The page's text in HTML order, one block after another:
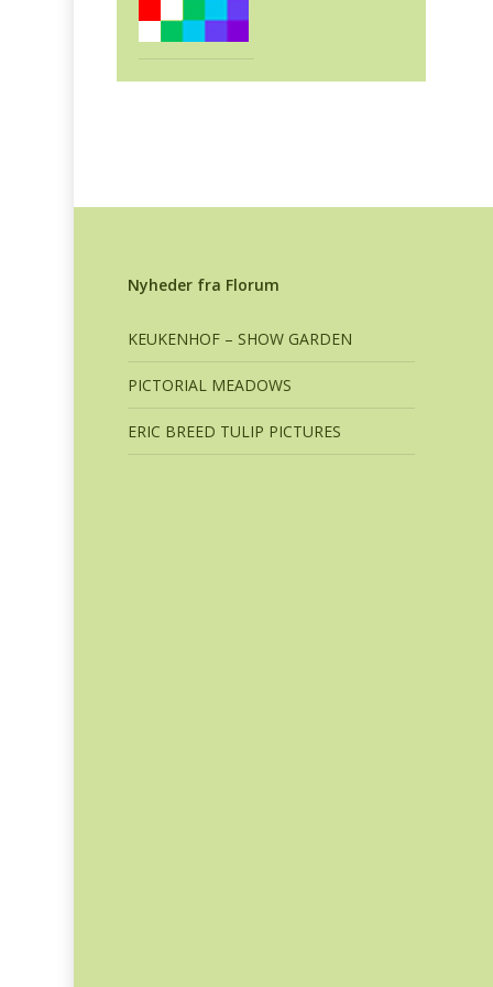
Nyheder fra Florum
KEUKENHOF – SHOW GARDEN
PICTORIAL MEADOWS
ERIC BREED TULIP PICTURES